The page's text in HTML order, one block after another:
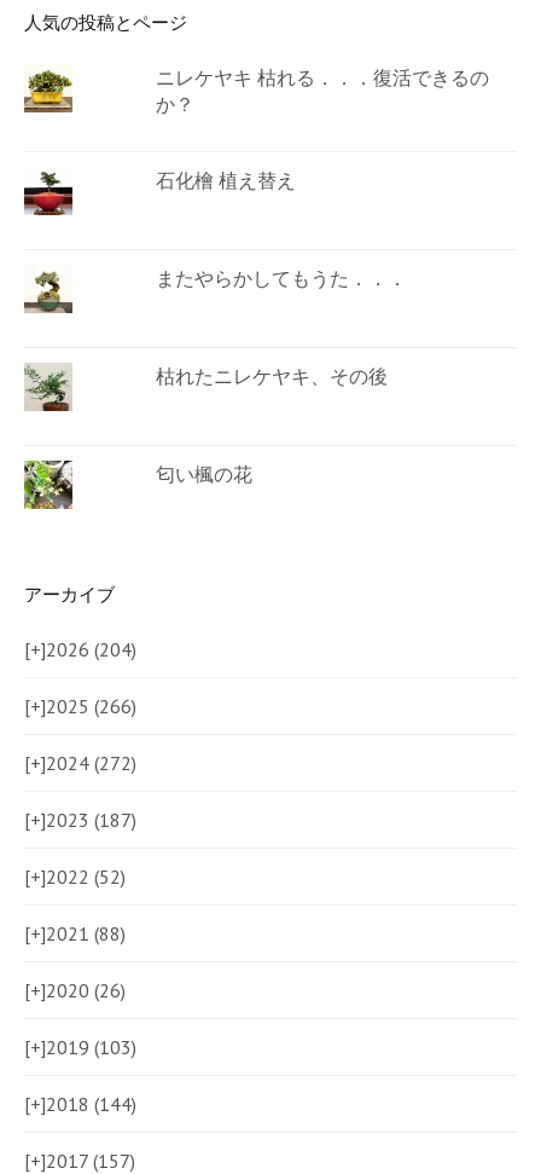
人気の投稿とページ
ニレケヤキ 枯れる．．．復活できるの
か？
石化檜 植え替え
またやらかしてもうた．．．
枯れたニレケヤキ、その後
匂い楓の花
アーカイブ
[+]2026 (204)
[+]2025 (266)
[+]2024 (272)
[+]2023 (187)
[+]2022 (52)
[+]2021 (88)
[+]2020 (26)
[+]2019 (103)
[+]2018 (144)
[+]2017 (157)